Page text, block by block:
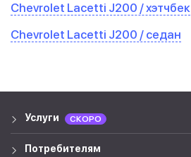
Chevrolet Lacetti J200 / хэтчбек
Chevrolet Lacetti J200 / седан
Услуги СКОРО
Потребителям